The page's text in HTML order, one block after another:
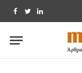
Facebook
TwitterLinkedIn